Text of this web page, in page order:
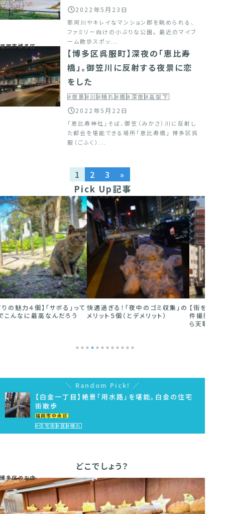
2022年5月23日
那珂川やキレイなマンション郡を眺められる、
ファミリー向けの小ぶりな公園。 最近のマイブ
ーム散歩スポッ...
福岡市博多区
【博多区呉服町】深夜の「恵比寿
橋」。御笠川に反射する夜景に恋
をした
#夜景#川#晴れ#橋#深夜#高架下
2022年5月22日
「恵比寿神社」そば、御笠（みかさ）川に反射し
た都会を堪能できる場所「恵比寿橋」 博多区呉
服（ごふく）...
1 2 3 »
Pick Up記事
ローカルネタ
快適過ぎる！「夜中のゴミ収集」の
メリット５個（とデメリット）
散歩note
【街を歩く仕事（アルバイト）】「物
件撮影」の魅力５個。街が好きな
Random Pick!
【白金一丁目】絶景「用水路」を堪能。白金の住宅
街散歩
福岡市中央区
#住宅街 #昼 #晴れ
どこでしょう？
博多区のお店